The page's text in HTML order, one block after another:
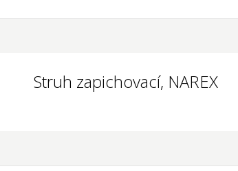
Struh zapichovací, NAREX